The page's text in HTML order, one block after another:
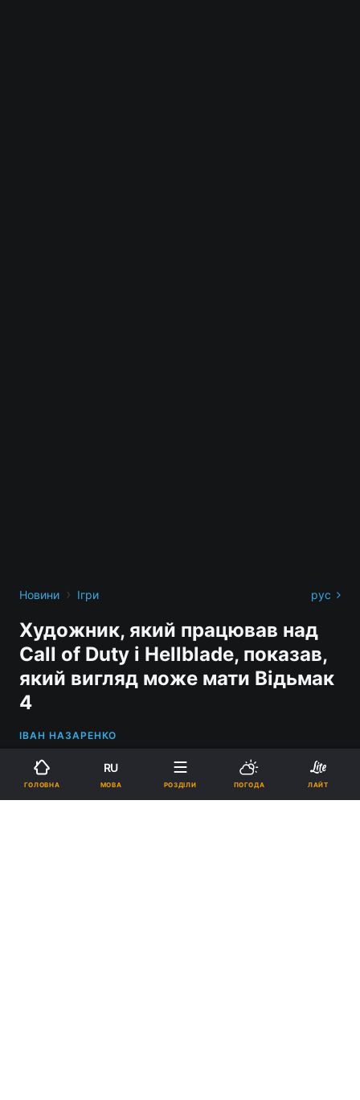
Новини › Ігри рус
Художник, який працював над
Call of Duty і Hellblade, показав,
який вигляд може мати Відьмак
4
ІВАН НАЗАРЕНКО
ГОЛОВНА
RU
МОВА РОЗДІЛИ ПОГОДА ЛАЙТ